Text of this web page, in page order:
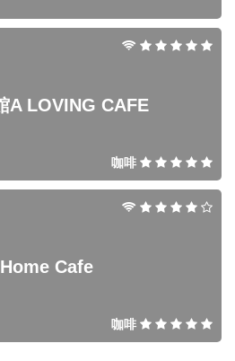
A LOVING CAFE
咖啡
Cafe
咖啡